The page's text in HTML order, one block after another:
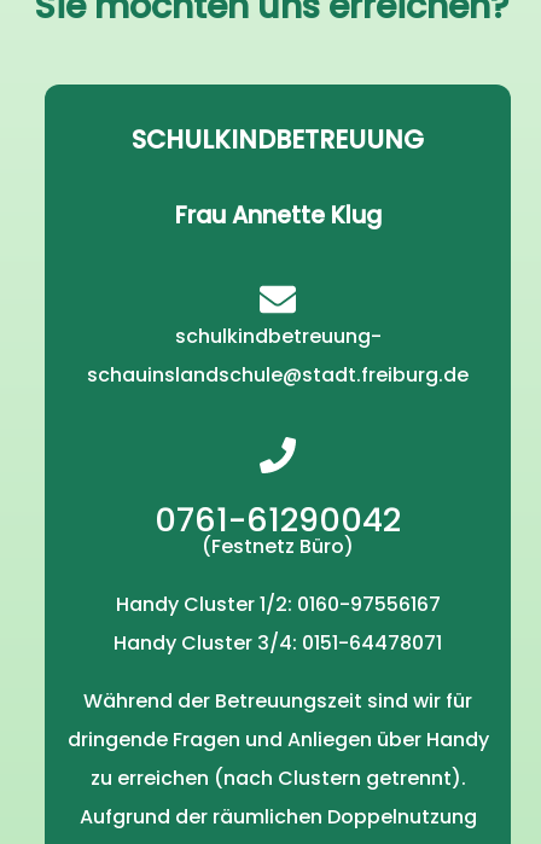
SCHULKINDBETREUUNG
Frau Annette Klug
schulkindbetreuung-
schauinslandschule@stadt.freiburg.de
0761-61290042
(Festnetz Büro)
Handy Cluster 1/2: 0160-97556167
Handy Cluster 3/4: 0151-64478071
Während der Betreuungszeit sind wir für
dringende Fragen und Anliegen über Handy
zu erreichen (nach Clustern getrennt).
Aufgrund der räumlichen Doppelnutzung